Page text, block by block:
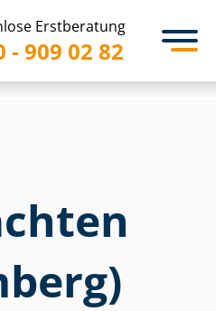
Erstberatung
- 909 02 82